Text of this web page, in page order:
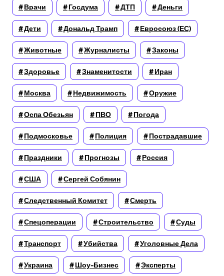
Врачи Госдума ДТП Деньги
Дети Дональд Трамп Евросоюз (ЕС)
Животные Журналисты Законы
Здоровье Знаменитости Иран
Москва Недвижимость Оружие
Оспа Обезьян ПВО Погода
Подмосковье Полиция Пострадавшие
Праздники Прогнозы Россия
США Сергей Собянин
Следственный Комитет Смерть
Спецоперации Строительство Суды
Транспорт Убийства Уголовные Дела
Украина Шоу-Бизнес Эксперты